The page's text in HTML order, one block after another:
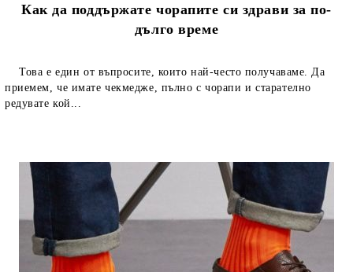
Как да поддържате чорапите си здрави за по-
дълго време
Това е един от въпросите, които най-често получаваме. Да
приемем, че имате чекмедже, пълно с чорапи и старателно
редувате кой...